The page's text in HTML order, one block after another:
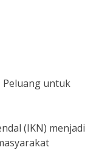
Peluang untuk
(IKN) menjadi